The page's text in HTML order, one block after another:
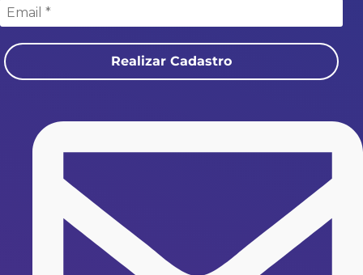
Realizar Cadastro